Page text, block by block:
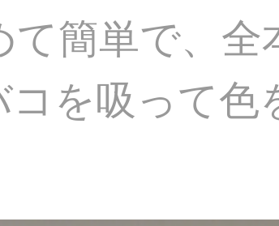
簡単で、全
を吸って色